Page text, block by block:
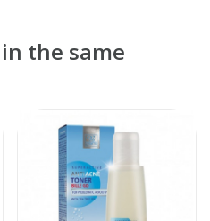
the same